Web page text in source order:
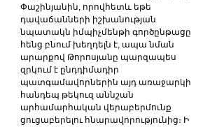
Փաշինյանին, որովհետև եթե
դավաճանների իշխանության
նպատակն իմպիչմենթի գործընթացը
հենց բնում խեղդելն է, ապա նման
արարքով Թորոսյանը պարզապես
զրկում է ընդդիմադիր
պատգամավորներին այդ առաջարկի
հանդեպ թեկուզ աննշան
արհամարհական վերաբերմունք
ցուցաբերելու հնարավորությունից։ Ի